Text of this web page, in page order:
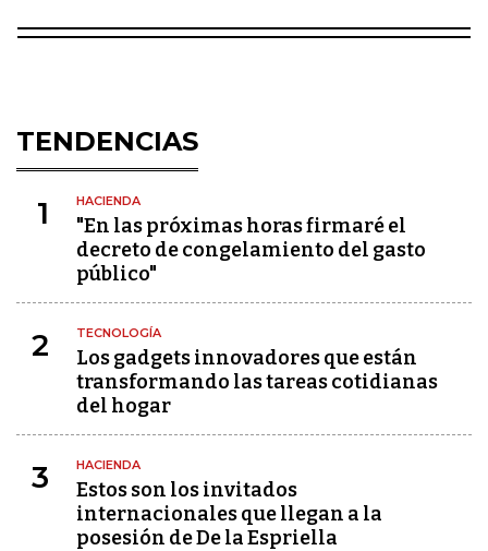
TENDENCIAS
1 HACIENDA
"En las próximas horas firmaré el
decreto de congelamiento del gasto
público"
2 TECNOLOGÍA
Los gadgets innovadores que están
transformando las tareas cotidianas
del hogar
3 HACIENDA
Estos son los invitados
internacionales que llegan a la
posesión de De la Espriella